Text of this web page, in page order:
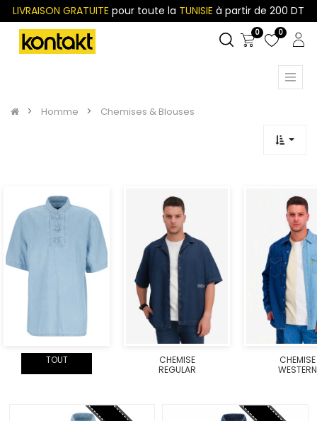
LIVRAISON GRATUITE pour toute la TUNISIE à partir de 200 DT
0 0
Homme Chemises & Blouses
TOUT
CHEMISE
REGULAR
CHEMISE
WESTERN